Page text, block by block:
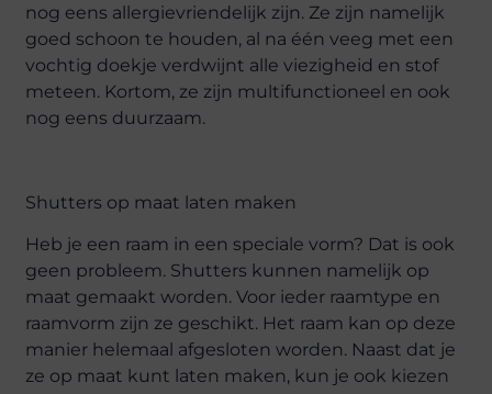
nog eens allergievriendelijk zijn. Ze zijn namelijk
goed schoon te houden, al na één veeg met een
vochtig doekje verdwijnt alle viezigheid en stof
meteen. Kortom, ze zijn multifunctioneel en ook
nog eens duurzaam.
Shutters op maat laten maken
Heb je een raam in een speciale vorm? Dat is ook
geen probleem. Shutters kunnen namelijk op
maat gemaakt worden. Voor ieder raamtype en
raamvorm zijn ze geschikt. Het raam kan op deze
manier helemaal afgesloten worden. Naast dat je
ze op maat kunt laten maken, kun je ook kiezen